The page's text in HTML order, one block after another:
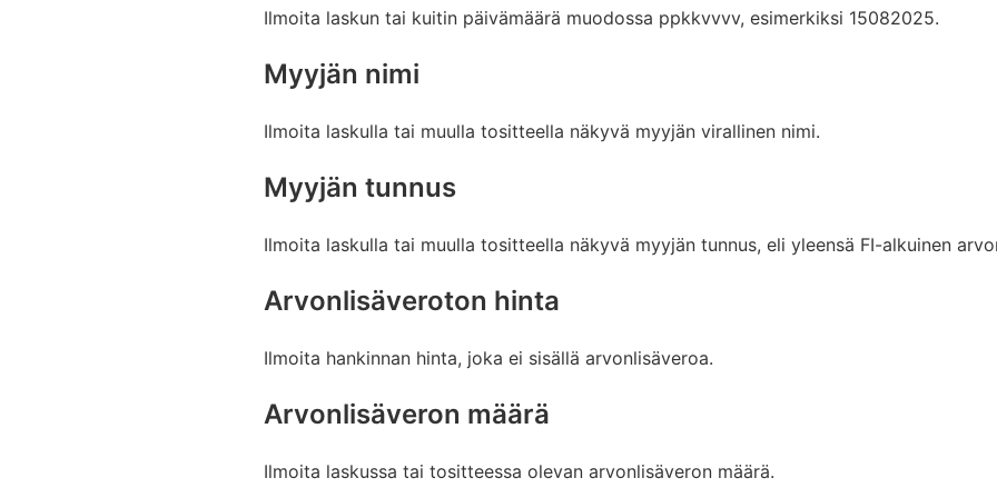
Ilmoita laskun tai kuitin päivämäärä muodossa ppkkvvvv, esimerkiksi 15082025.
Myyjän nimi
Ilmoita laskulla tai muulla tositteella näkyvä myyjän virallinen nimi.
Myyjän tunnus
Ilmoita laskulla tai muulla tositteella näkyvä myyjän tunnus, eli yleensä FI-alkuinen
Arvonlisäveroton hinta
Ilmoita hankinnan hinta, joka ei sisällä arvonlisäveroa.
Arvonlisäveron määrä
Ilmoita laskussa tai tositteessa olevan arvonlisäveron määrä.